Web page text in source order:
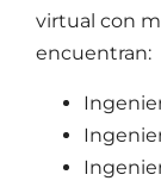
virtual con
encuentran: